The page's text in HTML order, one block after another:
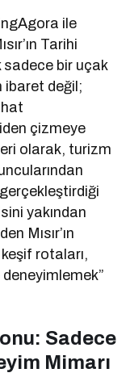
ile
Tarihi
sadece bir uçak
ibaret değil;
çizmeye
olarak, turizm
yakından
Mısır’ın
rotaları,
Sadece
Mimarı